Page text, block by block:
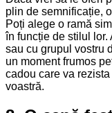
plin de semnificație,
Poți alege o ramă
în funcție de stilul lor.
sau cu grupul vostru
un moment frumos
cadou care va
voastră.